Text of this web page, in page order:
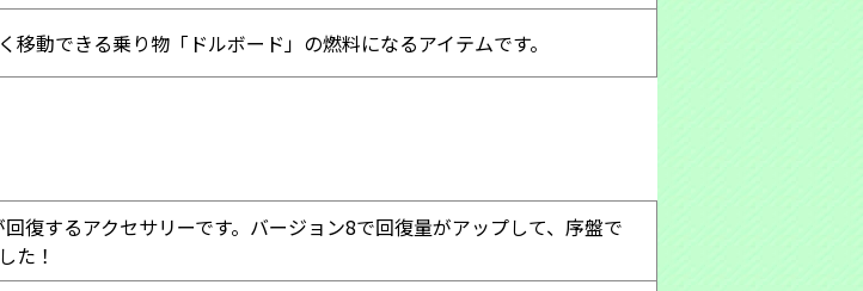
移動できる乗り物「ドルボード」の燃料になるアイテムです。
復するアクセサリーです。バージョン8で回復量がアップして、序盤で
た！